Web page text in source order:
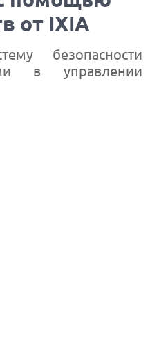
от IXIA
безопасности
в управлении